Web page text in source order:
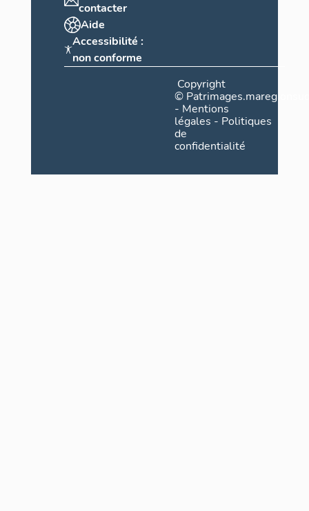
contacter
Aide
Accessibilité :
non conforme
Copyright
©
- Mentions
légales - Politiques
de
confidentialité